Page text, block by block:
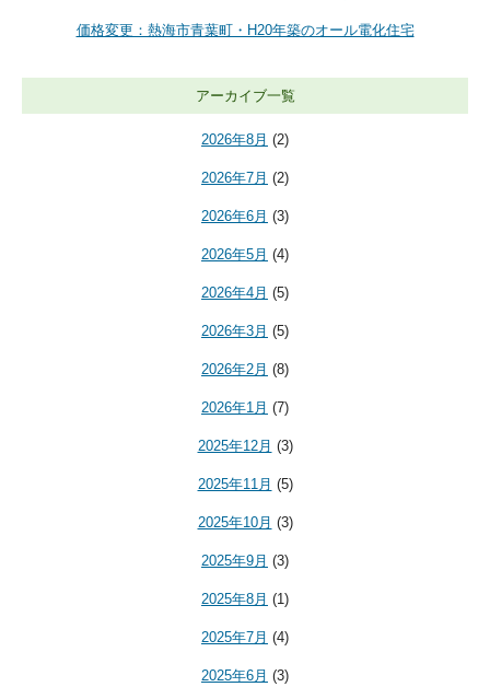
価格変更：熱海市青葉町・H20年築のオール電化住宅
アーカイブ一覧
2026年8月 (2)
2026年7月 (2)
2026年6月 (3)
2026年5月 (4)
2026年4月 (5)
2026年3月 (5)
2026年2月 (8)
2026年1月 (7)
2025年12月 (3)
2025年11月 (5)
2025年10月 (3)
2025年9月 (3)
2025年8月 (1)
2025年7月 (4)
2025年6月 (3)